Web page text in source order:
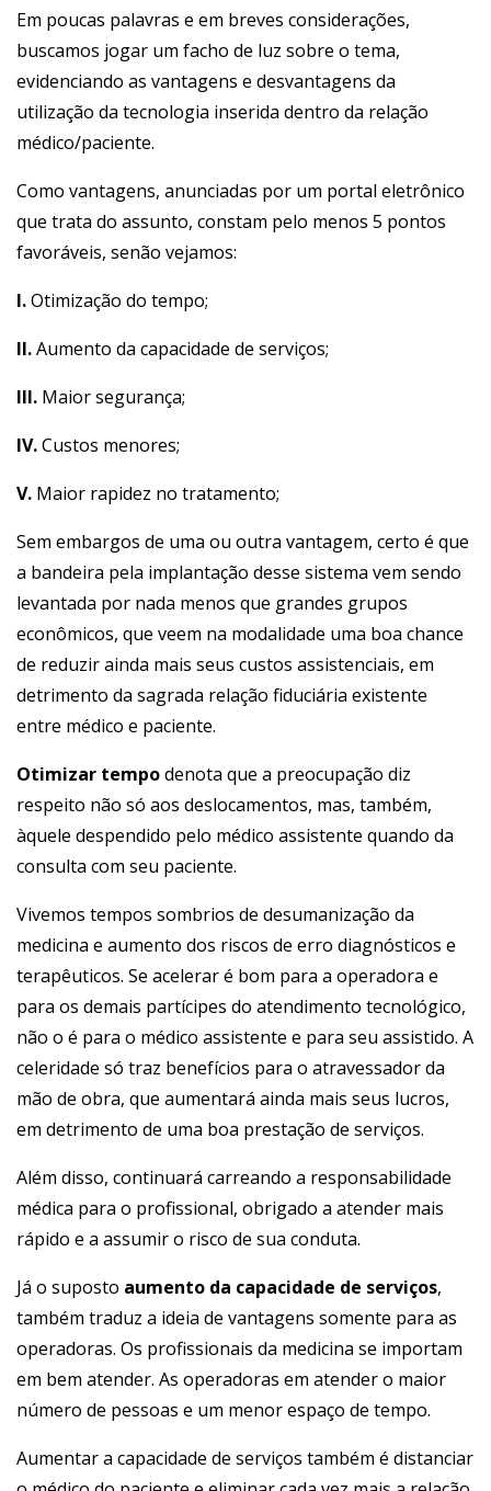
Em poucas palavras e em breves considerações,
buscamos jogar um facho de luz sobre o tema,
evidenciando as vantagens e desvantagens da
utilização da tecnologia inserida dentro da relação
médico/paciente.
Como vantagens, anunciadas por um portal eletrônico
que trata do assunto, constam pelo menos 5 pontos
favoráveis, senão vejamos:
I.Otimização do tempo;
II.Aumento da capacidade de serviços;
III. Maior segurança;
IV.Custos menores;
V. Maior rapidez no tratamento;
Sem embargos de uma ou outra vantagem, certo é que
a bandeira pela implantação desse sistema vem sendo
levantada por nada menos que grandes grupos
econômicos, que veem na modalidade uma boa chance
de reduzir ainda mais seus custos assistenciais, em
detrimento da sagrada relação fiduciária existente
entre médico e paciente.
Otimizar tempodenota que a preocupação diz
respeito não só aos deslocamentos, mas, também,
àquele despendido pelo médico assistente quando da
consulta com seu paciente.
Vivemos tempos sombrios de desumanização da
medicina e aumento dos riscos de erro diagnósticos e
terapêuticos. Se acelerar é bom para a operadora e
para os demais partícipes do atendimento tecnológico,
não o é para o médico assistente e para seu assistido. A
celeridade só traz benefícios para o atravessador da
mão de obra, que aumentará ainda mais seus lucros,
em detrimento de uma boa prestação de serviços.
Além disso, continuará carreando a responsabilidade
médica para o profissional, obrigado a atender mais
rápido e a assumir o risco de sua conduta.
Já o suposto aumento da capacidade de serviços,
também traduz a ideia de vantagens somente para as
operadoras. Os profissionais da medicina se importam
em bem atender. As operadoras em atender o maior
número de pessoas e um menor espaço de tempo.
Aumentar a capacidade de serviços também é distanciar